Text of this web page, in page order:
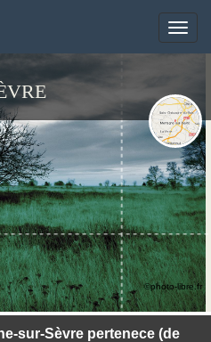
Toggle
sur-Sèvre pertenece (de
©photo-libre.fr
Toggle